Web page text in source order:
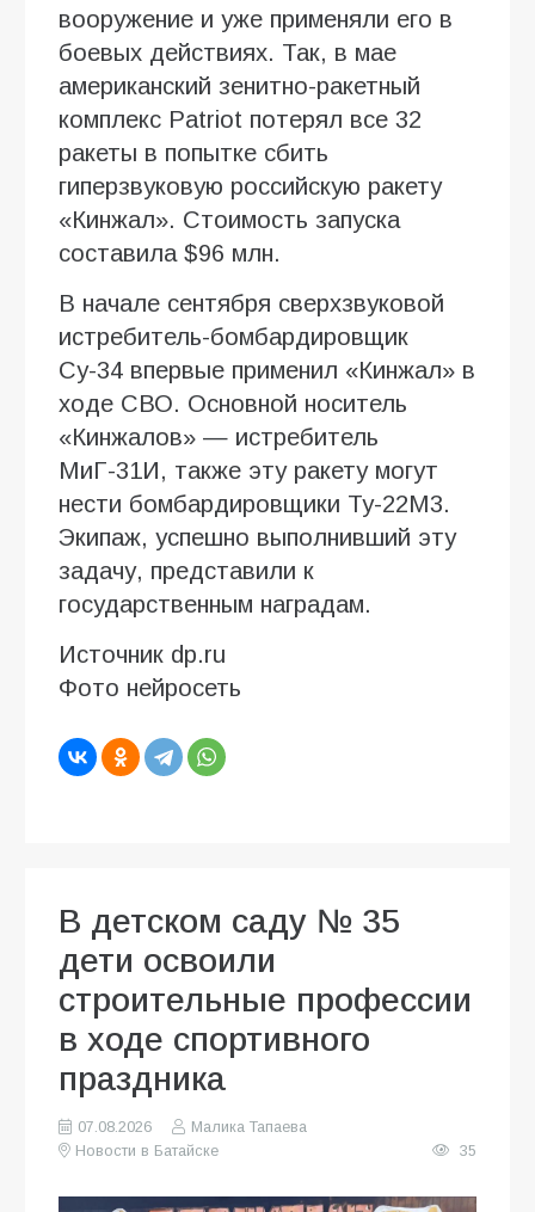
вооружение и уже применяли его в
боевых действиях. Так, в мае
американский зенитно-ракетный
комплекс Patriot потерял все 32
ракеты в попытке сбить
гиперзвуковую российскую ракету
«Кинжал». Стоимость запуска
составила $96 млн.
В начале сентября сверхзвуковой
истребитель-бомбардировщик
Су-34 впервые применил «Кинжал» в
ходе СВО. Основной носитель
«Кинжалов» — истребитель
МиГ-31И, также эту ракету могут
нести бомбардировщики Ту-22М3.
Экипаж, успешно выполнивший эту
задачу, представили к
государственным наградам.
Источник dp.ru
Фото нейросеть
В детском саду № 35
дети освоили
строительные профессии
в ходе спортивного
праздника
07.08.2026
Малика Тапаева
Новости в Батайске
35